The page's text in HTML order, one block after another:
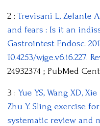
2 : Trevisani L, Zelante
and fears : Is it an
Gastrointest Endosc.
10.4253/wjge.v6.i6.227.
24932374 ; PubMed
3 : Yue YS, Wang XD,
Zhu Y. Sling exercise
systematic review and